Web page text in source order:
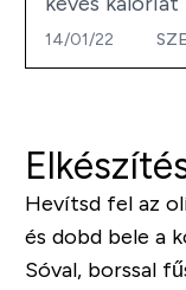
14/01/22
Hevítsd fel az
és dobd bele a
Sóval, borssal